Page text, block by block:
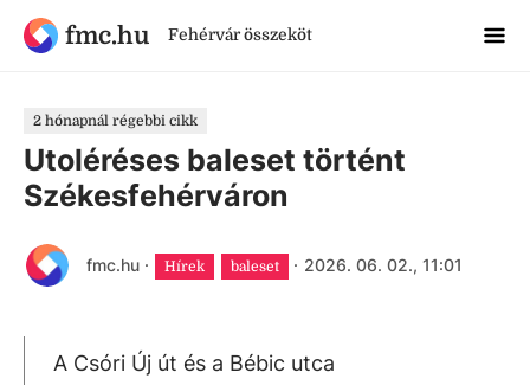
fmc.hu Fehérvár összeköt
2 hónapnál régebbi cikk
Utoléréses baleset történt
Székesfehérváron
fmc.hu · Hírek baleset · 2026. 06. 02., 11:01
A Csóri Új út és a Bébic utca